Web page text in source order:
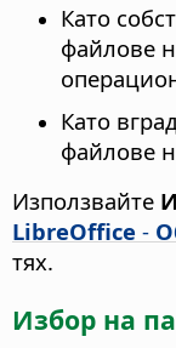
Като
файлове
Като
файлове
Използвайте
LibreOffice -
тях.
Избор на